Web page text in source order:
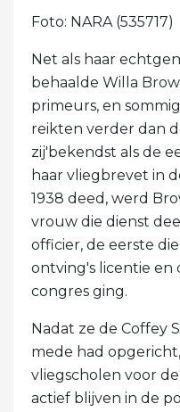
Foto: NARA (535717)
Net als haar
behaalde Willa
primeurs, en
reikten verder dan
zij'bekendst als de
haar vliegbrevet in
1938 deed, werd
vrouw die dienst
officier, de eerste
ontving's licentie en
congres ging.
Nadat ze de Coffey
mede had
vliegscholen voor
actief blijven in de